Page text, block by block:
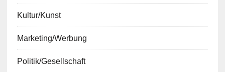
Kultur/Kunst
Marketing/Werbung
Politik/Gesellschaft